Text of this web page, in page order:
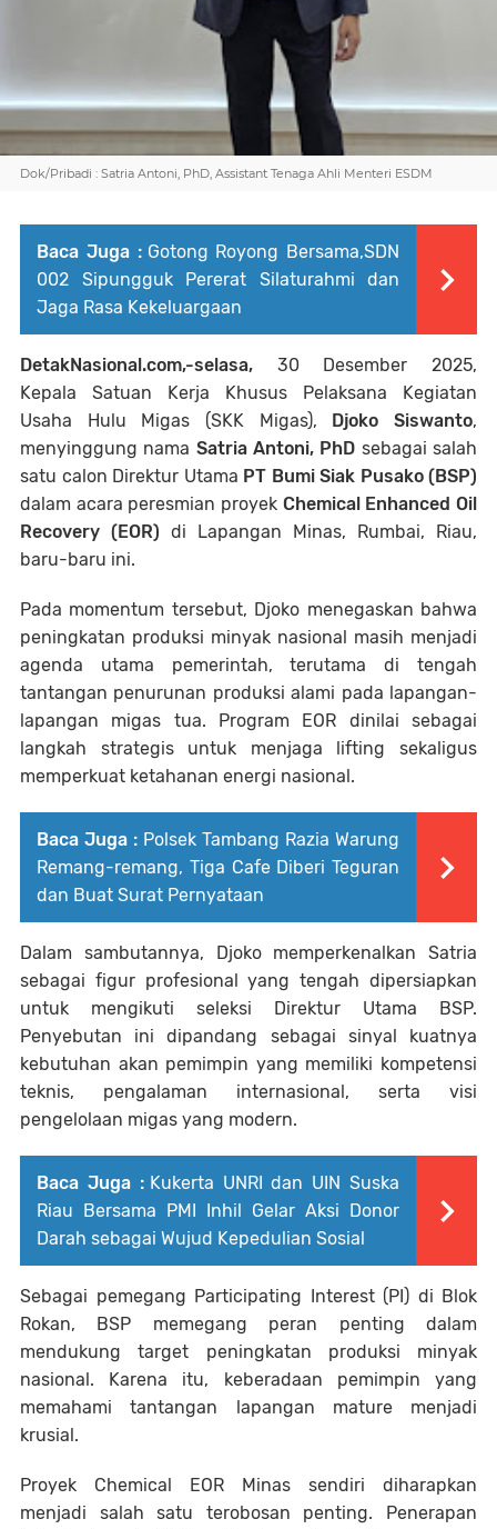
Dok/Pribadi : Satria Antoni, PhD, Assistant Tenaga Ahli Menteri ESDM
Baca Juga : Gotong Royong Bersama,SDN
002 Sipungguk Pererat Silaturahmi dan
Jaga Rasa Kekeluargaan
DetakNasional.com,-selasa, 30 Desember 2025,
Kepala Satuan Kerja Khusus Pelaksana Kegiatan
Usaha Hulu Migas (SKK Migas),
Djoko Siswanto,
menyinggung nama Satria Antoni, PhD sebagai salah
satu calon Direktur Utama PT Bumi Siak Pusako (BSP)
dalam acara peresmian proyek Chemical Enhanced Oil
Recovery (EOR) di Lapangan Minas, Rumbai, Riau,
baru-baru ini.
Pada momentum tersebut, Djoko menegaskan bahwa
peningkatan produksi minyak nasional masih menjadi
agenda utama pemerintah, terutama di tengah
tantangan penurunan produksi alami pada lapangan-
lapangan migas tua. Program EOR dinilai sebagai
langkah strategis untuk menjaga lifting sekaligus
memperkuat ketahanan energi nasional.
Baca Juga : Polsek Tambang Razia Warung
Remang-remang, Tiga Cafe Diberi Teguran
dan Buat Surat Pernyataan
Dalam sambutannya, Djoko memperkenalkan Satria
sebagai figur profesional yang tengah dipersiapkan
untuk mengikuti seleksi Direktur Utama BSP.
Penyebutan ini dipandang sebagai sinyal kuatnya
kebutuhan akan pemimpin yang memiliki kompetensi
teknis, pengalaman internasional, serta visi
pengelolaan migas yang modern.
Baca Juga : Kukerta UNRI dan UIN Suska
Riau Bersama PMI Inhil Gelar Aksi Donor
Darah sebagai Wujud Kepedulian Sosial
Sebagai pemegang Participating Interest (PI) di Blok
Rokan, BSP memegang peran penting dalam
mendukung target peningkatan produksi minyak
nasional. Karena itu, keberadaan pemimpin yang
memahami tantangan lapangan mature menjadi
krusial.
Proyek Chemical EOR Minas sendiri diharapkan
menjadi salah satu terobosan penting. Penerapan